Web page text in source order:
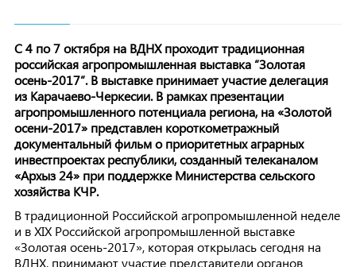
С 4 по 7 октября на ВДНХ проходит традиционная
российская агропромышленная выставка “Золотая
осень-2017”. В выставке принимает участие делегация
из Карачаево-Черкесии. В рамках презентации
агропромышленного потенциала региона, на «Золотой
осени-2017» представлен короткометражный
документальный фильм о приоритетных аграрных
инвестпроектах республики, созданный телеканалом
«Архыз 24» при поддержке Министерства сельского
хозяйства КЧР.
В традиционной Российской агропромышленной неделе
и в XIX Российской агропромышленной выставке
«Золотая осень-2017», которая открылась сегодня на
ВДНХ, принимают участие представители органов